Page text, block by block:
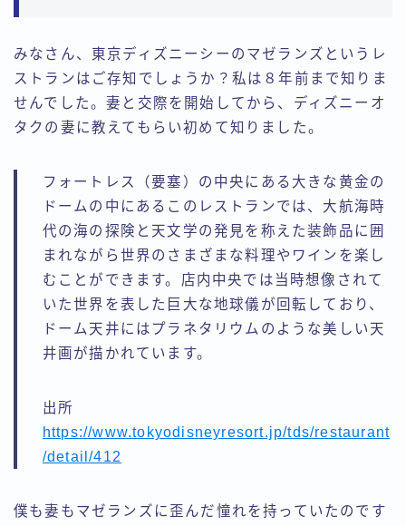
みなさん、東京ディズニーシーのマゼランズというレ
ストランはご存知でしょうか？私は８年前まで知りま
せんでした。妻と交際を開始してから、ディズニーオ
タクの妻に教えてもらい初めて知りました。
フォートレス（要塞）の中央にある大きな黄金の
ドームの中にあるこのレストランでは、大航海時
代の海の探険と天文学の発見を称えた装飾品に囲
まれながら世界のさまざまな料理やワインを楽し
むことができます。店内中央では当時想像されて
いた世界を表した巨大な地球儀が回転しており、
ドーム天井にはプラネタリウムのような美しい天
井画が描かれています。
出所
https://www.tokyodisneyresort.jp/tds/restaurant
/detail/412
僕も妻もマゼランズに歪んだ憧れを持っていたのです